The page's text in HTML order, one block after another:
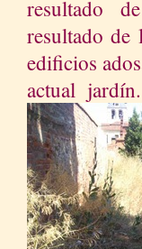
resultado
resultado
edificios
actual